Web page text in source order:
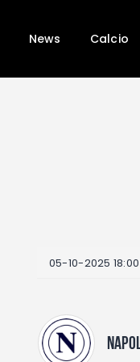
News Calcio
05-10-2025 18:00